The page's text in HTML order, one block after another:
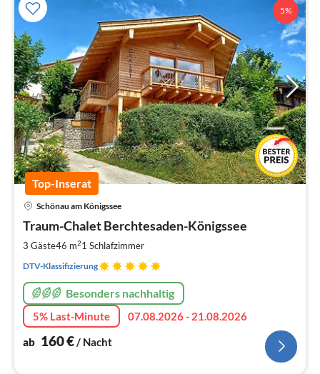
5%
Top-Inserat
Schönau am Königssee
Traum-Chalet Berchtesaden-Königssee
3 Gäste46 m21 Schlafzimmer
DTV-Klassifizierung
Besonders nachhaltig
5% Last-Minute
07.08.2026 - 21.08.2026
ab 160€/ Nacht